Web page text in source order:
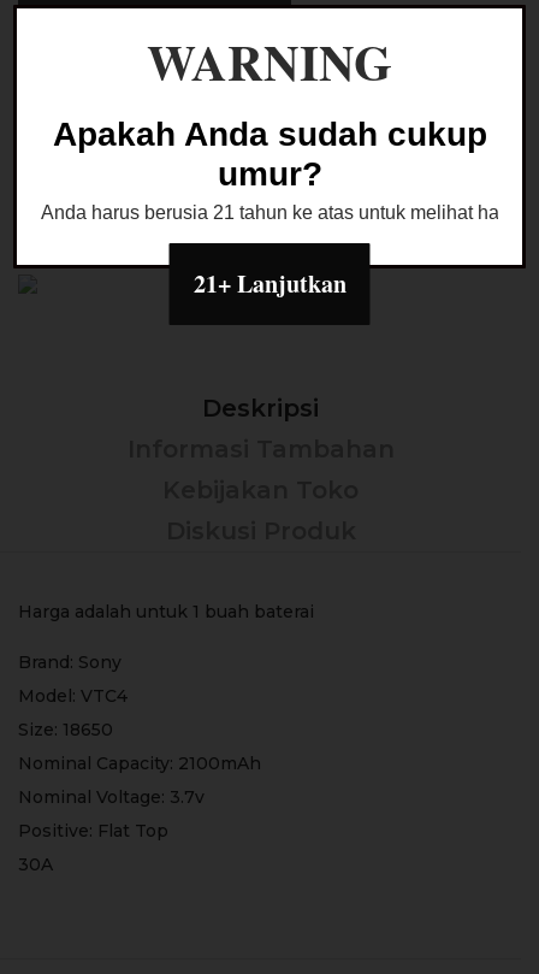
2100mAh
Authentic
Buy Now
Ask a Question
Deskripsi
Harga adalah untuk 1 buah baterai
Brand: Sony
Model: VTC4
Size: 18650
Nominal Capacity: 2100mAh
Nominal Voltage: 3.7v
Positive: Flat Top
30A
WARNING
Apakah Anda sudah cukup
umur?
Anda harus berusia 21 tahun ke atas untuk melihat
21+ Lanjutkan